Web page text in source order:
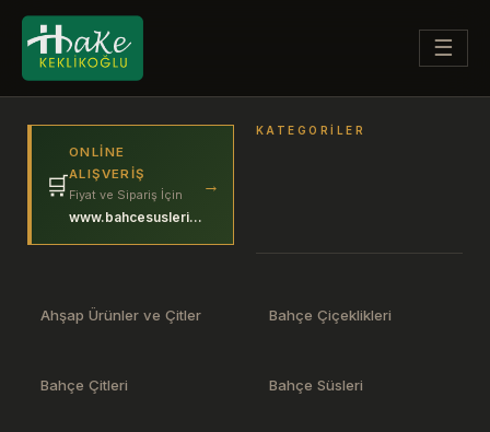
☰
🛒
ONLINE
ALIŞVERIŞ
Fiyat ve Sipariş İçin
www.bahcesuslerim.com
→
KATEGORILER
Ahşap Ürünler ve Çitler Bahçe Çiçeklikleri
Bahçe Çitleri Bahçe Süsleri